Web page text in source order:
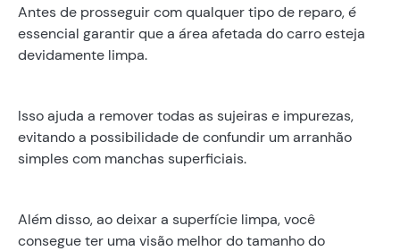
Antes de prosseguir com qualquer tipo de reparo, é
essencial garantir que a área afetada do carro esteja
devidamente limpa.
Isso ajuda a remover todas as sujeiras e impurezas,
evitando a possibilidade de confundir um arranhão
simples com manchas superficiais.
Além disso, ao deixar a superfície limpa, você
consegue ter uma visão melhor do tamanho do